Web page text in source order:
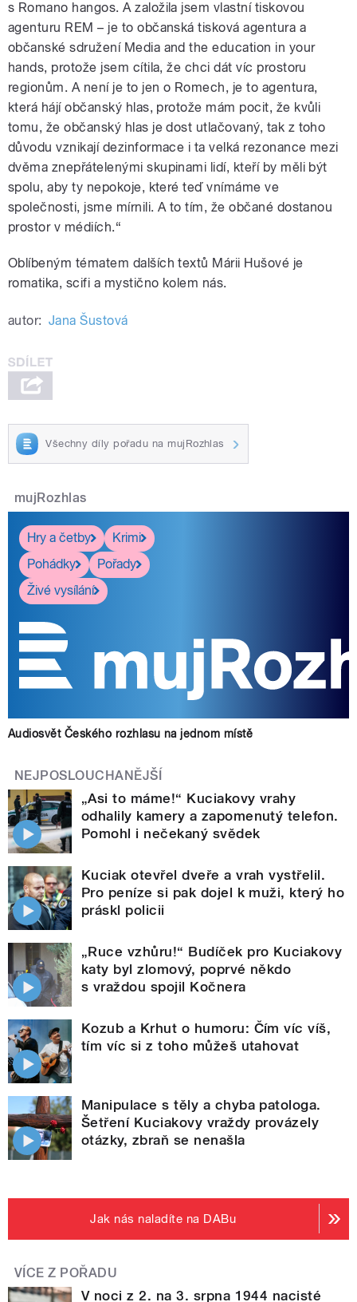
s Romano hangos. A založila jsem vlastní tiskovou
agenturu REM – je to občanská tisková agentura a
občanské sdružení Media and the education in your
hands, protože jsem cítila, že chci dát víc prostoru
regionům. A není je to jen o Romech, je to agentura,
která hájí občanský hlas, protože mám pocit, že kvůli
tomu, že občanský hlas je dost utlačovaný, tak z toho
důvodu vznikají dezinformace i ta velká rezonance mezi
dvěma znepřátelenými skupinami lidí, kteří by měli být
spolu, aby ty nepokoje, které teď vnímáme ve
společnosti, jsme mírnili. A to tím, že občané dostanou
prostor v médiích.“
Oblíbeným tématem dalších textů Márii Hušové je
romatika, scifi a mystično kolem nás.
autor: Jana Šustová
Všechny díly pořadu na mujRozhlas
mujRozhlas
Hry a četby
Krimi
Pohádky
Pořady
Živé vysílání
Audiosvět Českého rozhlasu na jednom místě
NEJPOSLOUCHANĚJŠÍ
„Asi to máme!“ Kuciakovy vrahy
odhalily kamery a zapomenutý telefon.
Pomohl i nečekaný svědek
Kuciak otevřel dveře a vrah vystřelil.
Pro peníze si pak dojel k muži, který ho
práskl policii
„Ruce vzhůru!“ Budíček pro Kuciakovy
katy byl zlomový, poprvé někdo
s vraždou spojil Kočnera
Kozub a Krhut o humoru: Čím víc víš,
tím víc si z toho můžeš utahovat
Manipulace s těly a chyba patologa.
Šetření Kuciakovy vraždy provázely
otázky, zbraň se nenašla
Jak nás naladíte na DABu
VÍCE Z POŘADU
V noci z 2. na 3. srpna 1944 nacisté